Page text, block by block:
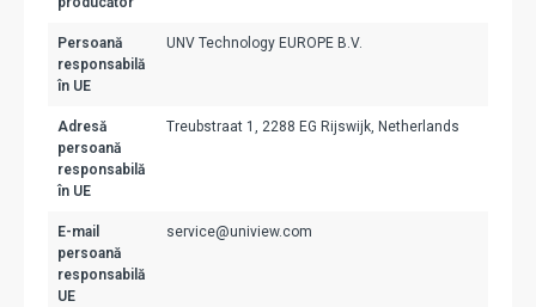
Persoană
responsabilă
în UE
UNV Technology EUROPE B.V.
Adresă
persoană
responsabilă
în UE
Treubstraat 1, 2288 EG Rijswijk, Netherlands
E-mail
persoană
responsabilă
UE
service@uniview.com